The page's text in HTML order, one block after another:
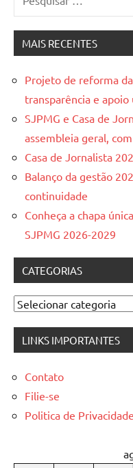
MAIS RECENTES
Projeto de reforma
transparência e apoio
SJPMG e Casa de
assembleia geral,
Casa de Jornalista
Balanço da gestão
continuidade
Conheça a chapa
SJPMG 2026-2029
CATEGORIAS
Categorias
LINKS IMPORTANTES
Contato
Filie-se
Politica de Privacidade